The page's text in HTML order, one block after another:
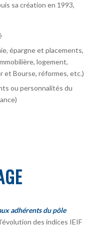
sa création en 1993,
épargne et placements,
logement,
et Bourse, réformes, etc.)
ou personnalités du
adhérents du pôle
des indices IEIF